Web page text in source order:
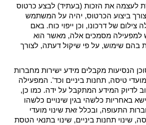
לעצמה את הזכות (בעתיד) לבצע כרטוס
ביצוע הכרטוס, יהיה על המשתמש
צילום של דרכונו, וכן ייפוי כוח. באם
למפעילה מסמכים אלה, מאשר הוא
בהם שימוש, על פי שיקול דעתה, לצורך
הנסיעות מקבלים מידע ישירות מחברות
טיסה, תחנות ביניים וכד'. המפעילה
לדיוק המידע המתקבל על ידה. כמו כן,
באחריות כלשהי בגין שינויים כלשהו
התעופה, ובכלל זאת שינוי מועדי
שינוי תחנות ביניים, שינוי בתנאי הטסת